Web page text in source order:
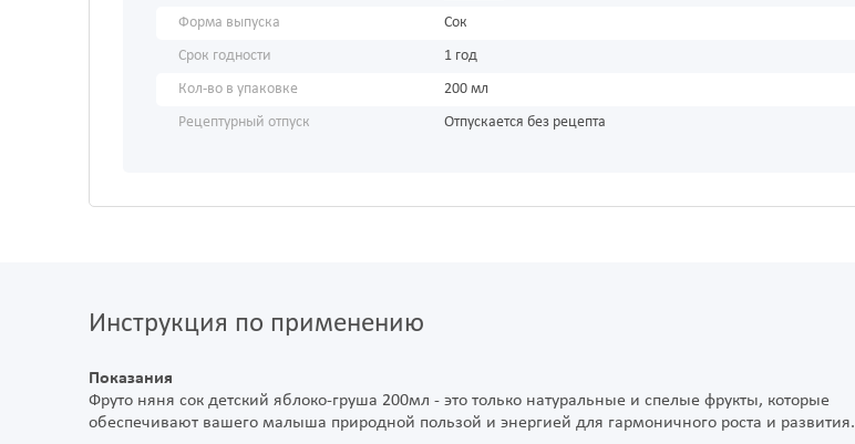
Форма выпуска
Сок
Срок годности
1 год
Кол-во в упаковке
200 мл
Рецептурный отпуск
Отпускается без рецепта
Инструкция по применению
Показания
Фруто няня сок детский яблоко-груша 200мл - это только натуральные и спелые фрукты, которые
обеспечивают вашего малыша природной пользой и энергией для гармоничного роста и развития.